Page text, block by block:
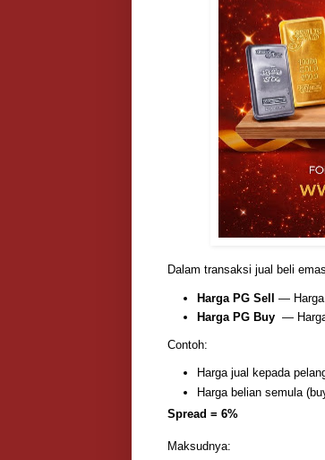
Dalam transaksi jual beli
Harga PG Sell — Harga
Harga PG Buy —
Contoh:
Harga jual kepada
Harga belian semula
Spread = 6%
Maksudnya: